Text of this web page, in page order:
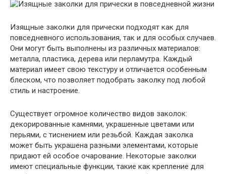
Изящные заколки для прически подходят как для
повседневного использования, так и для особых случаев.
Они могут быть выполнены из различных материалов:
металла, пластика, дерева или перламутра. Каждый
материал имеет свою текстуру и отличается особенным
блеском, что позволяет подобрать заколку под любой
стиль и настроение.
Существует огромное количество видов заколок:
декорированные камнями, украшенные цветами или
перьями, с тиснением или резьбой. Каждая заколка
может быть украшена разными элементами, которые
придают ей особое очарование. Некоторые заколки
имеют специальные функции, такие как крепление для